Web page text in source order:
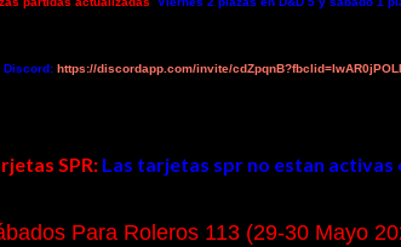
Discord: https://discordapp.com/invite/
SPR: Las tarjetas spr no estan activas
Para Roleros 113 (29-30 Mayo